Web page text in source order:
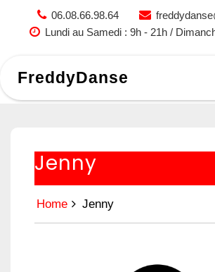
06.08.66.98.64
Lundi au Samedi : 9h - 21h /
FreddyDanse
Jenny
Home Jenny